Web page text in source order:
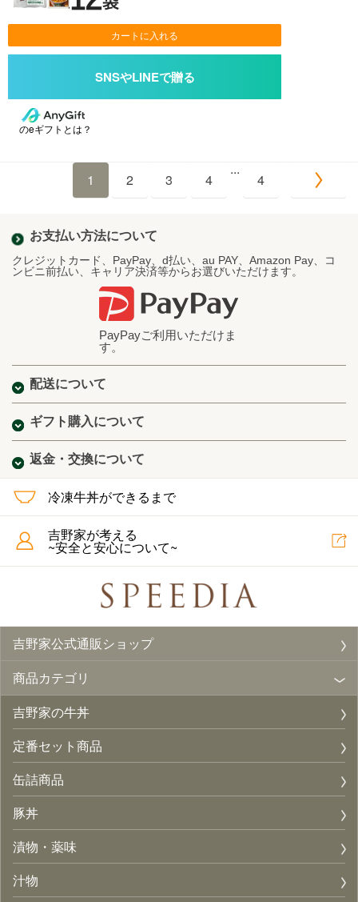
カートに入れる
のeギフトとは？
1 2 3 4
...
4
お支払い方法について
クレジットカード、PayPay、d払い、au PAY、Amazon Pay、コ
ンビニ前払い、キャリア決済等からお選びいただけます。
PayPayご利用いただけま
す。
配送について
ギフト購入について
返金・交換について
冷凍牛丼ができるまで
吉野家が考える
~安全と安心について~
吉野家公式通販ショップ
商品カテゴリ
吉野家の牛丼
定番セット商品
缶詰商品
豚丼
漬物・薬味
汁物